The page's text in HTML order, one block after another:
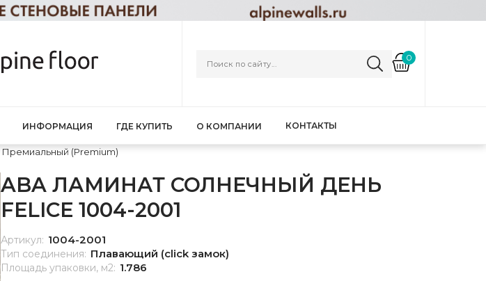
0
ИНФОРМАЦИЯ ГДЕ КУПИТЬ О КОМПАНИИ КОНТАКТЫ
Премиальный (Premium)
ABA ЛАМИНАТ СОЛНЕЧНЫЙ ДЕНЬ
FELICE 1004-2001
Артикул: 1004-2001
Тип соединения: Плавающий (click замок)
Площадь упаковки, м2: 1.786